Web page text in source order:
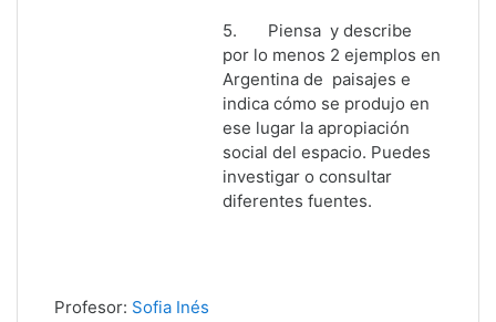
5. Piensa y describe
por lo menos 2 ejemplos en
Argentina de paisajes e
indica cómo se produjo en
ese lugar la apropiación
social del espacio. Puedes
investigar o consultar
diferentes fuentes.
Profesor: Sofia Inés